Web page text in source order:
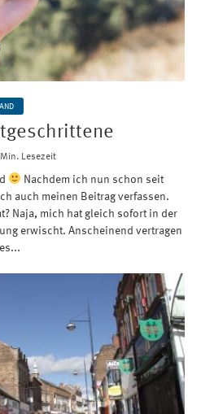
Lesezeit
Nachdem ich nun schon seit
auch meinen Beitrag verfassen.
Naja, mich hat gleich sofort in der
erwischt. Anscheinend vertragen